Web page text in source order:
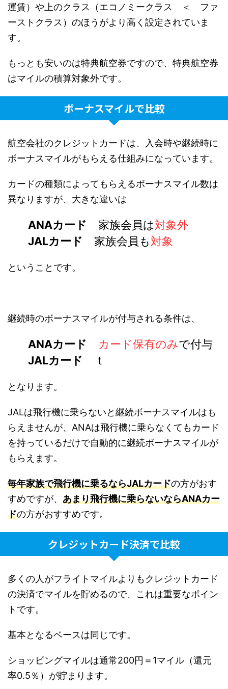
運賃）や上のクラス（エコノミークラス ＜ ファ
ーストクラス）のほうがより高く設定されていま
す。
もっとも安いのは特典航空券ですので、特典航空券
はマイルの積算対象外です。
ボーナスマイルで比較
航空会社のクレジットカードは、入会時や継続時に
ボーナスマイルがもらえる仕組みになっています。
カードの種類によってもらえるボーナスマイル数は
異なりますが、大きな違いは
ANAカード 家族会員は対象外
JALカード 家族会員も対象
ということです。
継続時のボーナスマイルが付与される条件は、
ANAカード カード保有のみで付与
JALカード ｔ
となります。
JALは飛行機に乗らないと継続ボーナスマイルはも
らえませんが、ANAは飛行機に乗らなくてもカード
を持っているだけで自動的に継続ボーナスマイルが
もらえます。
毎年家族で飛行機に乗るならJALカードの方がおす
すめですが、 あまり飛行機に乗らないならANAカー
ドの方がおすすめです。
クレジットカード決済で比較
多くの人がフライトマイルよりもクレジットカード
の決済でマイルを貯めるので、これは重要なポイン
トです。
基本となるベースは同じです。
ショッピングマイルは通常200円＝1マイル（還元
率0.5％）が貯まります。